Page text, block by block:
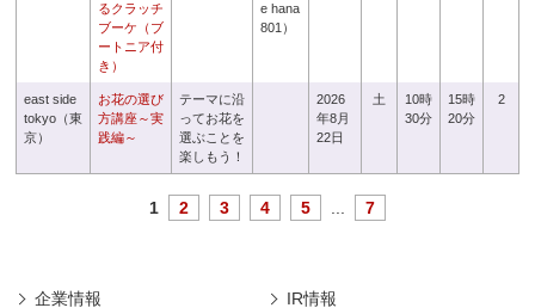
るクラッチ
ブーケ（ブ
ートニア付
き）
e hana
801）
east side
tokyo（東
京）
お花の選び
方講座～実
践編～
テーマに沿
ってお花を
選ぶことを
楽しもう！
2026
年8月
22日
土
10時
30分
15時
20分
2
1 2 3 4 5 7
企業情報 IR情報